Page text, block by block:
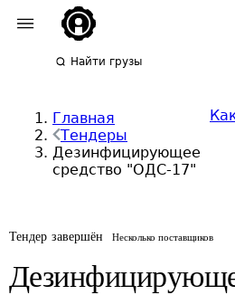
Найти грузы
Главная
Тендеры
Дезинфицирующее
средство "ОДС-17"
Тендер завершён Несколько поставщиков